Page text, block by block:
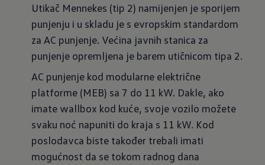
Utikač Mennekes (tip 2) namijenjen je sporijem
punjenju i u skladu je s evropskim standardom
za AC punjenje. Većina javnih stanica za
punjenje opremljena je barem utičnicom tipa 2.
AC punjenje kod modularne električne
platforme (MEB) sa 7 do 11 kW. Dakle, ako
imate wallbox kod kuće, svoje vozilo možete
svaku noć napuniti do kraja s 11 kW. Kod
poslodavca biste također trebali imati
mogućnost da se tokom radnog dana